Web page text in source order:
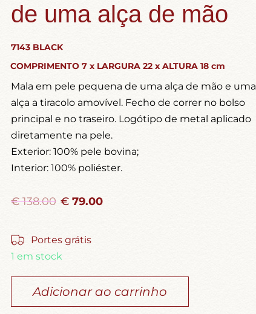
de uma alça de mão
7143 BLACK
COMPRIMENTO 7 x LARGURA 22 x ALTURA 18 cm
Mala em pele pequena de uma alça de mão e uma
alça a tiracolo amovível. Fecho de correr no bolso
principal e no traseiro. Logótipo de metal aplicado
diretamente na pele.
Exterior: 100% pele bovina;
Interior: 100% poliéster.
€138.00 € 79.00
Portes grátis
1 em stock
Adicionar ao carrinho